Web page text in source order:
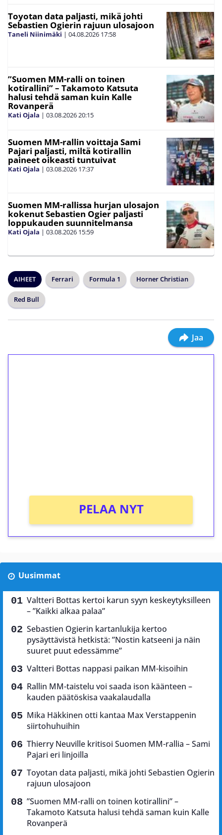
Toyotan data paljasti, mikä johti
Sebastien Ogierin rajuun ulosajoon
Taneli Niinimäki | 04.08.2026 17:58
”Suomen MM-ralli on toinen
kotirallini” – Takamoto Katsuta
halusi tehdä saman kuin Kalle
Rovanperä
Kati Ojala | 03.08.202620:15
Suomen MM-rallin voittaja Sami
Pajari paljasti, miltä kotirallin
paineet oikeasti tuntuivat
Kati Ojala | 03.08.2026 17:37
Suomen MM-rallissa hurjan ulosajon
kokenut Sebastien Ogier paljasti
loppukauden suunnitelmansa
Kati Ojala | 03.08.2026 15:59
AIHEET Ferrari Formula 1 Horner Christian
Red Bull
Jaa
PELAA NYT
Uusimmat
Valtteri Bottas kertoi karun syyn keskeytyksilleen
– ”Kaikki alkaa palaa”
Sebastien Ogierin kartanlukija kertoo
pysäyttävistä hetkistä: ”Nostin katseeni ja näin
suuret puut edessämme”
Valtteri Bottas nappasi paikan MM-kisoihin
Rallin MM-taistelu voi saada ison käänteen –
kauden päätöskisa vaakalaudalla
Mika Häkkinen otti kantaa Max Verstappenin
siirtohuhuihin
Thierry Neuville kritisoi Suomen MM-rallia – Sami
Pajari eri linjoilla
Toyotan data paljasti, mikä johti Sebastien Ogierin
rajuun ulosajoon
”Suomen MM-ralli on toinen kotirallini” –
Takamoto Katsuta halusi tehdä saman kuin Kalle
Rovanperä